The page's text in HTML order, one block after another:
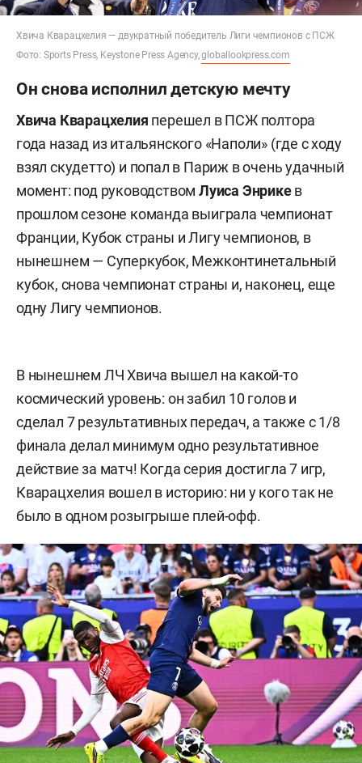
Хвича Кварацхелия — двукратный победитель Лиги чемпионов с ПСЖ
Фото: Sports Press, Keystone Press Agency,globallookpress.com
Он снова исполнил детскую мечту
Хвича Кварацхелия перешел в ПСЖ полтора
года назад из итальянского «Наполи» (где с ходу
взял скудетто) и попал в Париж в очень удачный
момент: под руководствомЛуиса Энрикев
прошлом сезоне команда выиграла чемпионат
Франции, Кубок страны и Лигу чемпионов, в
нынешнем — Суперкубок, Межконтинетальный
кубок, снова чемпионат страны и, наконец, еще
одну Лигу чемпионов.
В нынешнем ЛЧ Хвича вышел на какой-то
космический уровень: он забил 10 голов и
сделал 7 результативных передач, а также с 1/8
финала делал минимум одно результативное
действие за матч! Когда серия достигла 7 игр,
Кварацхелия вошел в историю: ни у кого так не
было в одном розыгрыше плей-офф.